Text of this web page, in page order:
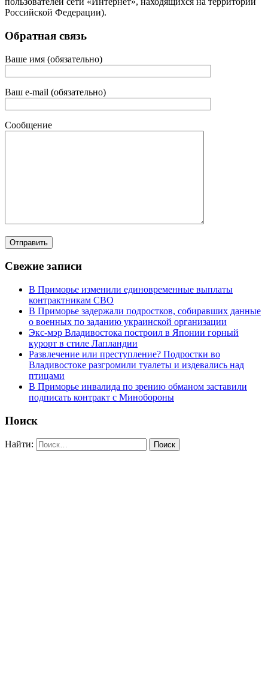
Российской Федерации).
Обратная связь
Ваше имя (обязательно)
Ваш e-mail (обязательно)
Сообщение
Свежие записи
В Приморье изменили единовременные выплаты
контрактникам СВО
В Приморье задержали подростков, собиравших данные
о военных по заданию украинской организации
Экс-мэр Владивостока построил в Японии горный
курорт в стиле Лапландии
Развлечение или преступление? Подростки во
Владивостоке разгромили туалеты и издевались над
птицами
В Приморье инвалида по зрению обманом заставили
подписать контракт с Минобороны
Поиск
Найти: